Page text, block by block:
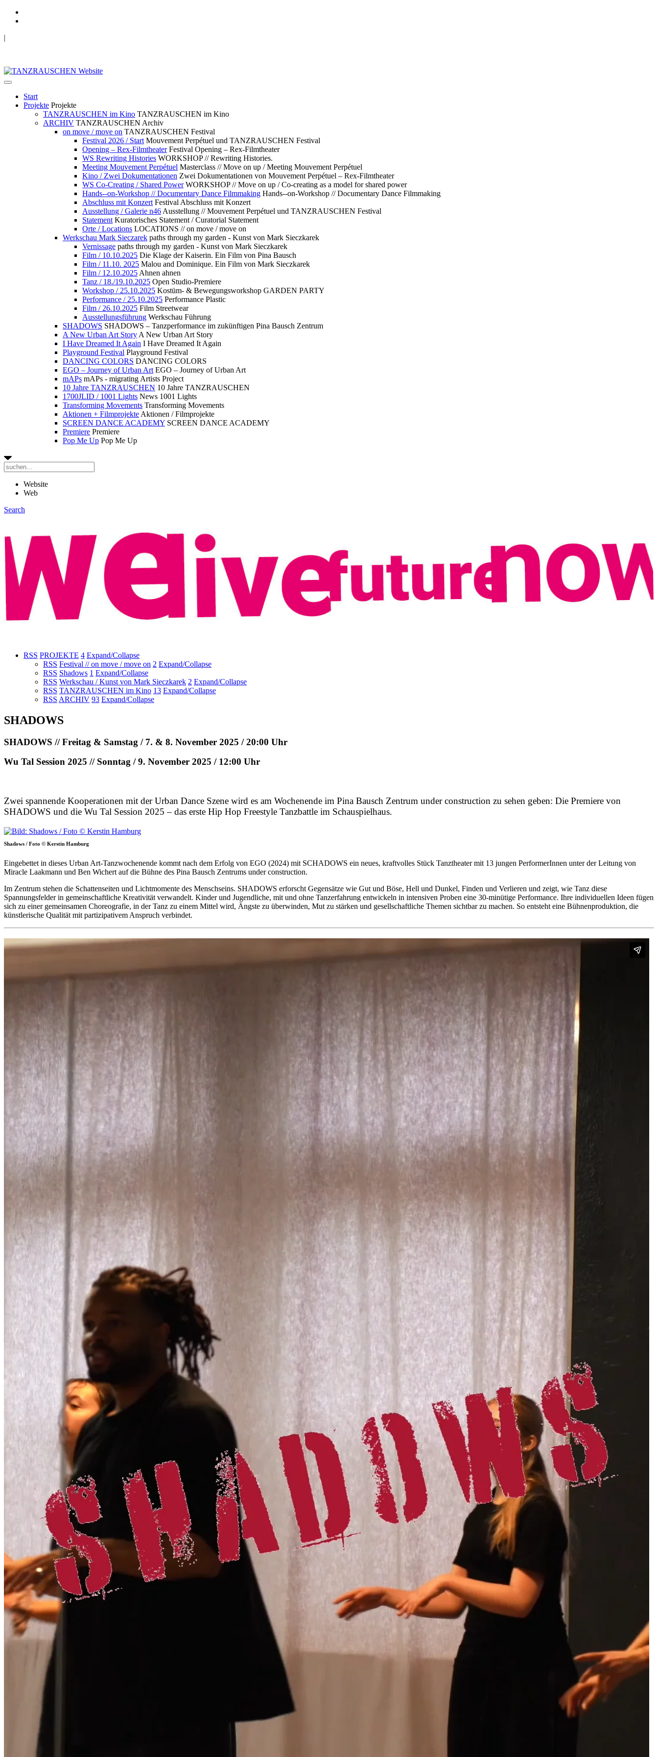
|
Start
Projekte Projekte
TANZRAUSCHEN im Kino TANZRAUSCHEN im Kino
ARCHIV TANZRAUSCHEN Archiv
on move / move on TANZRAUSCHEN Festival
Festival 2026 / Start Mouvement Perpétuel und TANZRAUSCHEN Festival
Opening – Rex-Filmtheater Festival Opening – Rex-Filmtheater
WS Rewriting Histories WORKSHOP // Rewriting Histories.
Meeting Mouvement Perpétuel Masterclass // Move on up / Meeting Mouvement Perpétuel
Kino / Zwei Dokumentationen Zwei Dokumentationen von Mouvement Perpétuel – Rex-Filmtheater
WS Co-Creating / Shared Power WORKSHOP // Move on up / Co-creating as a model for shared power
Hands--on-Workshop // Documentary Dance Filmmaking Hands--on-Workshop // Documentary Dance Filmmaking
Abschluss mit Konzert Festival Abschluss mit Konzert
Ausstellung / Galerie n46 Ausstellung // Mouvement Perpétuel und TANZRAUSCHEN Festival
Statement Kuratorisches Statement / Curatorial Statement
Orte / Locations LOCATIONS // on move / move on
Werkschau Mark Sieczarek paths through my garden - Kunst von Mark Sieczkarek
Vernissage paths through my garden - Kunst von Mark Sieczkarek
Film / 10.10.2025 Die Klage der Kaiserin. Ein Film von Pina Bausch
Film / 11.10. 2025 Malou and Dominique. Ein Film von Mark Sieczkarek
Film / 12.10.2025 Ahnen ahnen
Tanz / 18./19.10.2025 Open Studio-Premiere
Workshop / 25.10.2025 Kostüm- & Bewegungsworkshop GARDEN PARTY
Performance / 25.10.2025 Performance Plastic
Film / 26.10.2025 Film Streetwear
Ausstellungsführung Werkschau Führung
SHADOWS SHADOWS – Tanzperformance im zukünftigen Pina Bausch Zentrum
A New Urban Art Story A New Urban Art Story
I Have Dreamed It Again I Have Dreamed It Again
Playground Festival Playground Festival
DANCING COLORS DANCING COLORS
EGO – Journey of Urban Art EGO – Journey of Urban Art
mAPs mAPs - migrating Artists Project
10 Jahre TANZRAUSCHEN 10 Jahre TANZRAUSCHEN
1700JLID / 1001 Lights News 1001 Lights
Transforming Movements Transforming Movements
Aktionen + Filmprojekte Aktionen / Filmprojekte
SCREEN DANCE ACADEMY SCREEN DANCE ACADEMY
Premiere Premiere
Pop Me Up Pop Me Up
Website
Web
Search
RSS PROJEKTE 4 Expand/Collapse
RSS Festival // on move / move on 2 Expand/Collapse
RSS Shadows 1 Expand/Collapse
RSS Werkschau / Kunst von Mark Sieczkarek 2 Expand/Collapse
RSS TANZRAUSCHEN im Kino 13 Expand/Collapse
RSS ARCHIV 93 Expand/Collapse
SHADOWS
SHADOWS // Freitag & Samstag / 7. & 8. November 2025 / 20:00 Uhr
Wu Tal Session 2025 // Sonntag / 9. November 2025 / 12:00 Uhr
Zwei spannende Kooperationen mit der Urban Dance Szene wird es am Wochenende im Pina Bausch Zentrum under construction zu sehen geben: Die Premiere von
SHADOWS und die Wu Tal Session 2025 – das erste Hip Hop Freestyle Tanzbattle im Schauspielhaus.
Shadows / Foto © Kerstin Hamburg
Eingebettet in dieses Urban Art-Tanzwochenende kommt nach dem Erfolg von EGO (2024) mit SCHADOWS ein neues, kraftvolles Stück Tanztheater mit 13 jungen PerformerInnen unter der Leitung von
Miracle Laakmann und Ben Wichert auf die Bühne des Pina Bausch Zentrums under construction.
Im Zentrum stehen die Schattenseiten und Lichtmomente des Menschseins. SHADOWS erforscht Gegensätze wie Gut und Böse, Hell und Dunkel, Finden und Verlieren und zeigt, wie Tanz diese
Spannungsfelder in gemeinschaftliche Kreativität verwandelt. Kinder und Jugendliche, mit und ohne Tanzerfahrung entwickeln in intensiven Proben eine 30-minütige Performance. Ihre individuellen Ideen fügen
sich zu einer gemeinsamen Choreografie, in der Tanz zu einem Mittel wird, Ängste zu überwinden, Mut zu stärken und gesellschaftliche Themen sichtbar zu machen. So entsteht eine Bühnenproduktion, die
künstlerische Qualität mit partizipativem Anspruch verbindet.